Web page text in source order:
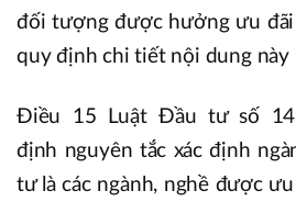
đối tượng được hưởng ưu
quy định chi tiết nội dung này
Điều 15 Luật Đầu tư số
định nguyên tắc xác định
tư là các ngành, nghề được